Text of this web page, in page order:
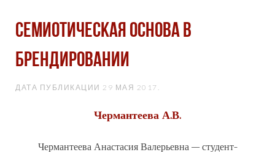
СЕМИОТИЧЕСКАЯ ОСНОВА В
БРЕНДИРОВАНИИ
ДАТА ПУБЛИКАЦИИ 29 МАЯ 2017
Чермантеева А.В.
Чермантеева Анастасия Валерьевна – студент-